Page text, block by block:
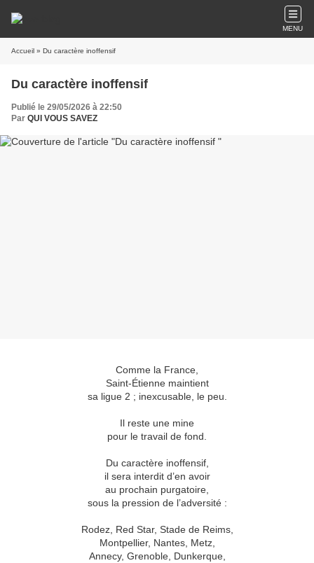
MENU
Accueil » Du caractère inoffensif
Du caractère inoffensif
Publié le 29/05/2026 à 22:50
Par QUI VOUS SAVEZ
Comme la France,
Saint-Étienne maintient
sa ligue 2 ; inexcusable, le peu.
Il reste une mine
pour le travail de fond.
Du caractère inoffensif,
il sera interdit d’en avoir
au prochain purgatoire,
sous la pression de l’adversité :
Rodez, Red Star, Stade de Reims,
Montpellier, Nantes, Metz,
Annecy, Grenoble, Dunkerque,